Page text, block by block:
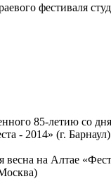
фестиваля
85-летию со
- 2014» (г. Барнаул)
весна на Алтае